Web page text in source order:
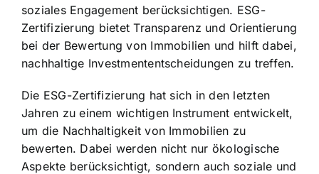
soziales Engagement berücksichtigen. ESG-
Zertifizierung bietet Transparenz und Orientierung
bei der Bewertung von Immobilien und hilft dabei,
nachhaltige Investmententscheidungen zu treffen.
Die ESG-Zertifizierung hat sich in den letzten
Jahren zu einem wichtigen Instrument entwickelt,
um die Nachhaltigkeit von Immobilien zu
bewerten. Dabei werden nicht nur ökologische
Aspekte berücksichtigt, sondern auch soziale und